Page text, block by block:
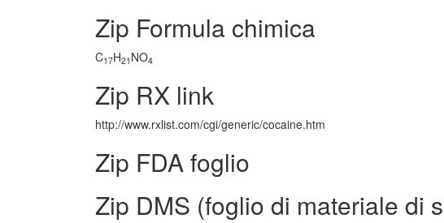
Zip Formula chimica
C17H21 NO4
Zip RX link
http://www.rxlist.com/cgi/generic/cocaine.htm
Zip FDA foglio
Zip DMS (foglio di materiale di